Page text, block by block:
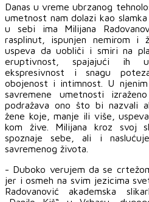
Danas u vreme ubrzanog
umetnost nam dolazi kao
u sebi ima Milijana
rasplinut, ispunjen nemirom i
uspeva da uobliči i smiri na
eruptivnost, spajajući ih
ekspresivnost i snagu
obojenost i intimnost. U
savremene umetnosti
podražava ono što bi nazvali
žene koje, manje ili više,
kom žive. Milijana kroz svoj
spoznaje sebe, ali i
savremenog života.
- Duboko verujem da se
jer i osmeh na svim jezicima
Radovanović akademska